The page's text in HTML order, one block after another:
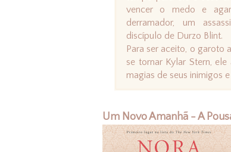
vencer o medo e
derramador, um
discípulo de Durzo Blint.
Para ser aceito, o garoto
se tornar Kylar Stern,
magias de seus inimigos
Um Novo Amanhã - A